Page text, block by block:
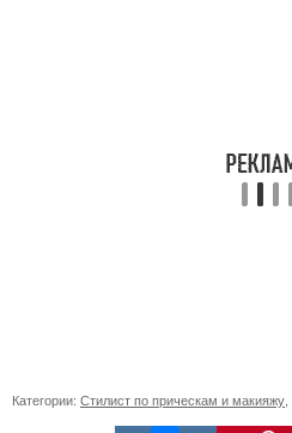
Категории: Стилист по прическам и макияжу,